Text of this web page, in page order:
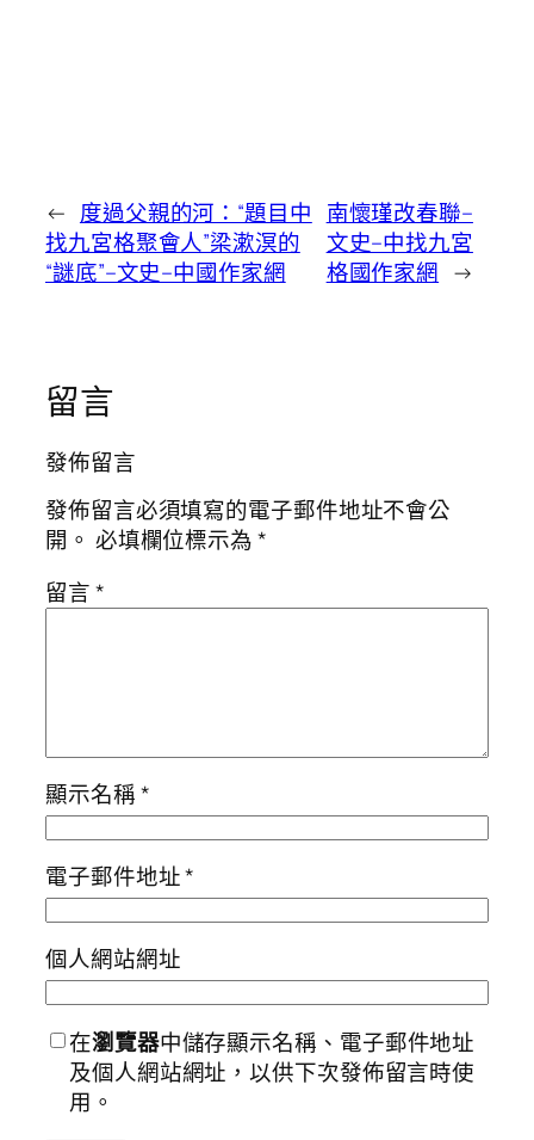
← 度過父親的河：“題目中
找九宮格聚會人”梁漱溟的
“謎底”–文史–中國作家網
南懷瑾改春聯–
文史–中找九宮
格國作家網 →
留言
發佈留言
發佈留言必須填寫的電子郵件地址不會公
開。 必填欄位標示為*
留言*
顯示名稱*
電子郵件地址*
個人網站網址
在瀏覽器中儲存顯示名稱、電子郵件地址
及個人網站網址，以供下次發佈留言時使
用。